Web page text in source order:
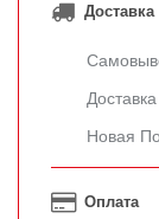
Новая
Оплата